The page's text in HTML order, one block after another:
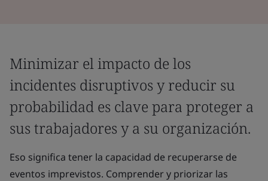
Minimizar el impacto de los
incidentes disruptivos y reducir su
probabilidad es clave para proteger a
sus trabajadores y a su organización.
Eso significa tener la capacidad de recuperarse de
eventos imprevistos. Comprender y priorizar las